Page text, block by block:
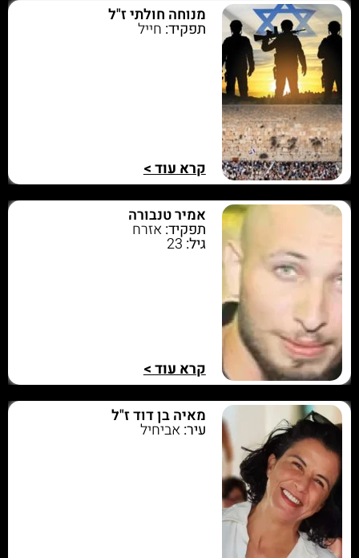
מנוחה חולתי ז"ל
תפקיד: חייל
קרא עוד >
אמיר טנבורה
תפקיד: אזרח
גיל:23
קרא עוד >
מאיה בן דוד ז"ל
עיר: אביחיל